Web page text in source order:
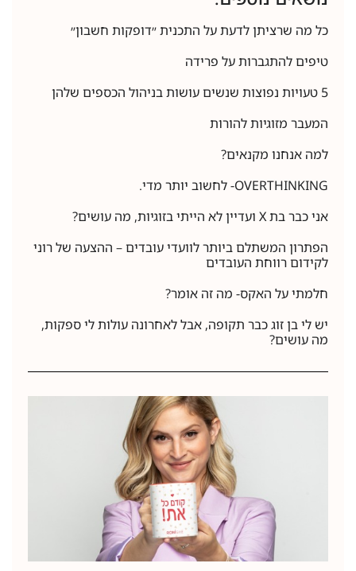
כל מה שרציתן לדעת על התכנית ״דופקות חשבון״
טיפים להתגברות על פרידה
5 טעויות נפוצות שנשים עושות בניהול הכספים שלהן
המעבר מזוגיות להורות
למה אנחנו מקנאים?
OVERTHINKING- לחשוב יותר מדי.
אני כבר בת X ועדיין לא הייתי בזוגיות, מה עושים?
הפתרון המשתלם ביותר לוועדי עובדים – ההצעה של רוני
לקידום רווחת העובדים
חלמתי על האקס- מה זה אומר?
יש לי בן זוג כבר תקופה, אבל לאחרונה עולות לי ספקות,
מה עושים?